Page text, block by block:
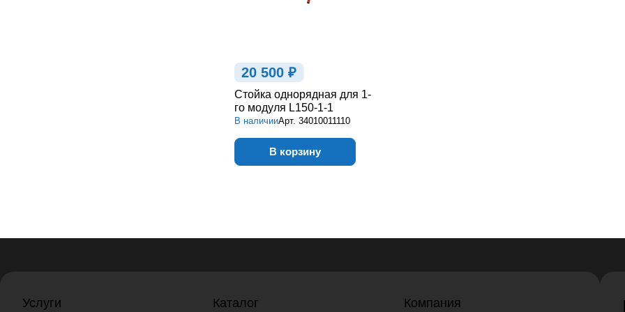
20 500 ₽
Стойка однорядная для 1-
го модуля L150-1-1
В наличииАрт. 34010011110
В корзину
Услуги Каталог Компания